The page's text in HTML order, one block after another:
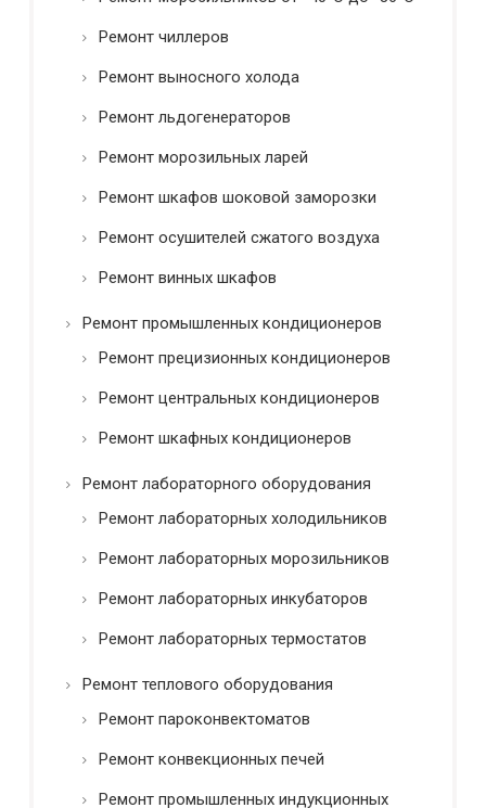
Ремонт чиллеров
Ремонт выносного холода
Ремонт льдогенераторов
Ремонт морозильных ларей
Ремонт шкафов шоковой заморозки
Ремонт осушителей сжатого воздуха
Ремонт винных шкафов
Ремонт промышленных кондиционеров
Ремонт прецизионных кондиционеров
Ремонт центральных кондиционеров
Ремонт шкафных кондиционеров
Ремонт лабораторного оборудования
Ремонт лабораторных холодильников
Ремонт лабораторных морозильников
Ремонт лабораторных инкубаторов
Ремонт лабораторных термостатов
Ремонт теплового оборудования
Ремонт пароконвектоматов
Ремонт конвекционных печей
Ремонт промышленных индукционных